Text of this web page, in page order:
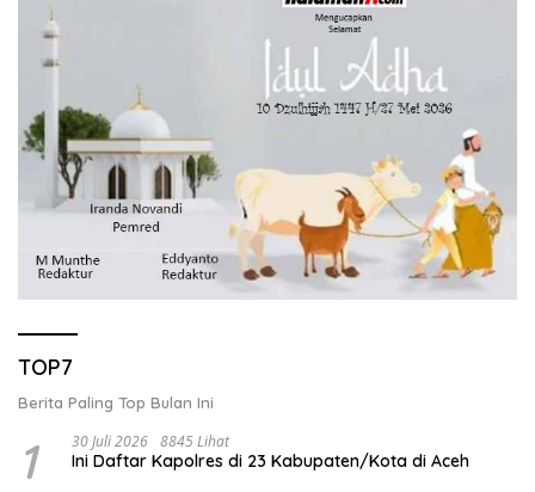
TOP7
Berita Paling Top Bulan Ini
1 30 Juli 2026 8845 Lihat
Ini Daftar Kapolres di 23 Kabupaten/Kota di Aceh